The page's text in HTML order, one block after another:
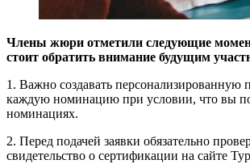
Члены жюри отметили следующие
стоит обратить внимание будущим
1. Важно создавать персонализированную
каждую номинацию при условии, что вы
номинациях.
2. Перед подачей заявки обязательно
свидетельство о сертификации на сайте